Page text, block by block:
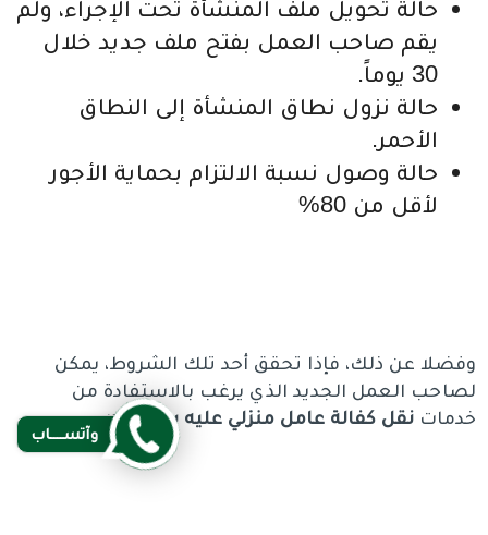
حالة تحويل ملف المنشأة تحت الإجراء، ولم
يقم صاحب العمل بفتح ملف جديد خلال
30 يوماً.
حالة نزول نطاق المنشأة إلى النطاق
الأحمر.
حالة وصول نسبة الالتزام بحماية الأجور
لأقل من 80%
وفضلا عن ذلك، فإذا تحقق أحد تلك الشروط، يمكن
لصاحب العمل الجديد الذي يرغب بالاستفادة من
خدماتنقل كفالة عامل منزلي عليه بلاغ هروب.
وآتســــاب